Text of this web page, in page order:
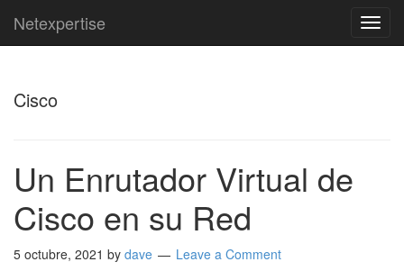
Netexpertise
Cisco
Un Enrutador Virtual de
Cisco en su Red
5 octubre, 2021 by dave Leave a Comment